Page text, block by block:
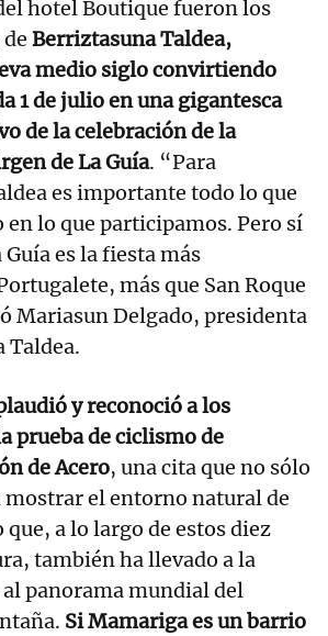
hotel Boutique fueron los
Berriztasuna Taldea,
medio siglo convirtiendo
1 de julio en una gigantesca
de la celebración de la
de La Guía. “Para
es importante todo lo que
en lo que participamos. Pero sí
es la fiesta más
más que San Roque
Mariasun Delgado, presidenta
Taldea.
y reconoció a los
prueba de ciclismo de
de Acero, una cita que no sólo
mostrar el entorno natural de
a lo largo de estos diez
también ha llevado a la
panorama mundial del
Si Mamariga es un barrio